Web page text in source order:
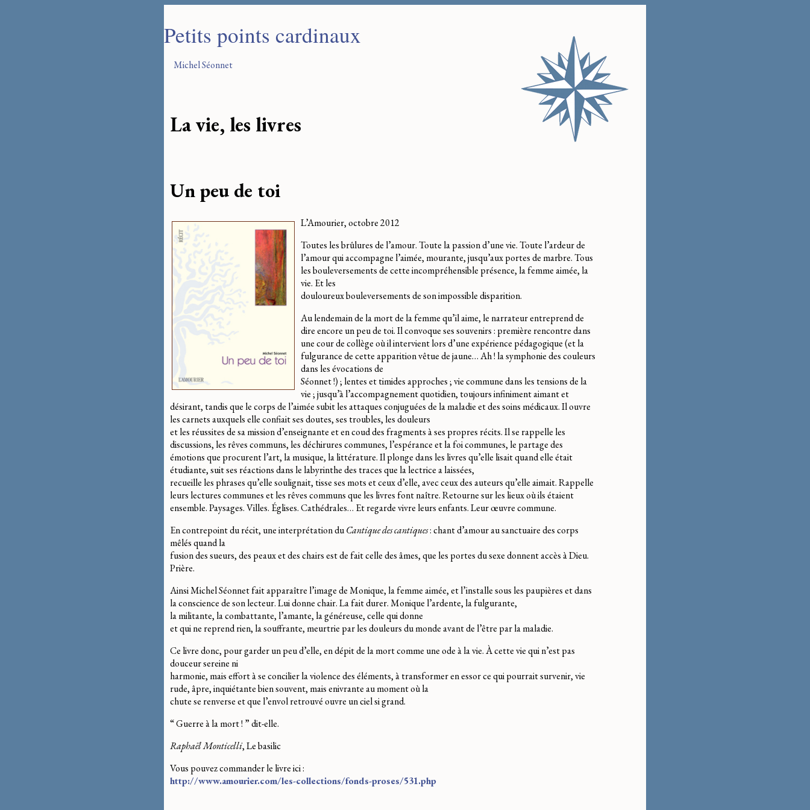
Petits points cardinaux
Michel Séonnet
La vie, les livres
Un peu de toi
L’Amourier, octobre 2012
Toutes les brûlures de l’amour. Toute la passion d’une vie. Toute l’ardeur de
l’amour qui accompagne l’aimée, mourante, jusqu’aux portes de marbre. Tous
les bouleversements de cette incompréhensible présence, la femme aimée, la
vie. Et les
douloureux bouleversements de son impossible disparition.
Au lendemain de la mort de la femme qu’il aime, le narrateur entreprend de
dire encore un peu de toi. Il convoque ses souvenirs : première rencontre dans
une cour de collège où il intervient lors d’une expérience pédagogique (et la
fulgurance de cette apparition vêtue de jaune… Ah ! la symphonie des couleurs
dans les évocations de
Séonnet !) ; lentes et timides approches ; vie commune dans les tensions de la
vie ; jusqu’à l’accompagnement quotidien, toujours infiniment aimant et
désirant, tandis que le corps de l’aimée subit les attaques conjuguées de la maladie et des soins médicaux. Il ouvre
les carnets auxquels elle confiait ses doutes, ses troubles, les douleurs
et les réussites de sa mission d’enseignante et en coud des fragments à ses propres récits. Il se rappelle les
discussions, les rêves communs, les déchirures communes, l’espérance et la foi communes, le partage des
émotions que procurent l’art, la musique, la littérature. Il plonge dans les livres qu’elle lisait quand elle était
étudiante, suit ses réactions dans le labyrinthe des traces que la lectrice a laissées,
recueille les phrases qu’elle soulignait, tisse ses mots et ceux d’elle, avec ceux des auteurs qu’elle aimait. Rappelle
leurs lectures communes et les rêves communs que les livres font naître. Retourne sur les lieux où ils étaient
ensemble. Paysages. Villes. Églises. Cathédrales… Et regarde vivre leurs enfants. Leur œuvre commune.
En contrepoint du récit, une interprétation duCantique des cantiques: chant d’amour au sanctuaire des corps
mêlés quand la
fusion des sueurs, des peaux et des chairs est de fait celle des âmes, que les portes du sexe donnent accès à Dieu.
Prière.
Ainsi Michel Séonnet fait apparaître l’image de Monique, la femme aimée, et l’installe sous les paupières et dans
la conscience de son lecteur. Lui donne chair. La fait durer. Monique l’ardente, la fulgurante,
la militante, la combattante, l’amante, la généreuse, celle qui donne
et qui ne reprend rien, la souffrante, meurtrie par les douleurs du monde avant de l’être par la maladie.
Ce livre donc, pour garder un peu d’elle, en dépit de la mort comme une ode à la vie. À cette vie qui n’est pas
douceur sereine ni
harmonie, mais effort à se concilier la violence des éléments, à transformer en essor ce qui pourrait survenir, vie
rude, âpre, inquiétante bien souvent, mais enivrante au moment où la
chute se renverse et que l’envol retrouvé ouvre un ciel si grand.
“ Guerre à la mort ! ” dit-elle.
Raphaël Monticelli, Le basilic
Vous pouvez commander le livre ici :
http://www.amourier.com/les-collections/fonds-proses/531.php